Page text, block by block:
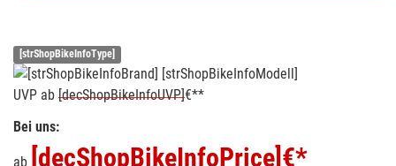
[strShopBikeInfoType]
UVP ab [decShopBikeInfoUVP]€**
Bei uns:
ab [decShopBikeInfoPrice] €*